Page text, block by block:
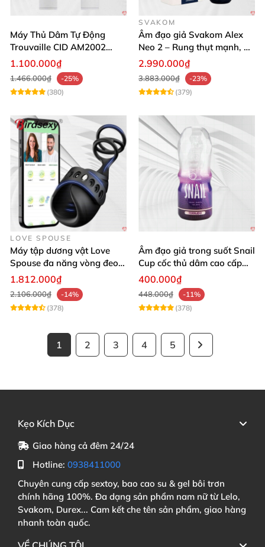
Máy Thủ Dâm Tự Động
Trouvaille CID AM2002
Mạnh Mẽ Dễ Lên Đỉnh
1.100.000₫
1.466.000₫
-25%
(380)
SVAKOM
Âm đạo giả Svakom Alex
Neo 2 – Rung thụt mạnh, đa
năng, cải tiến mới
2.990.000₫
3.883.000₫
-23%
(379)
LOVE SPOUSE
Máy tập dương vật Love
Spouse đa năng vòng đeo
điều khiển qua app tiện lợi
1.812.000₫
2.106.000₫
-14%
(378)
Âm đạo giả trong suốt Snail
Cup cốc thủ dâm cao cấp
nam giới
400.000₫
448.000₫
-11%
(378)
1 2 3 4 5
Kẹo Kích Dục
Giao hàng cả đêm 24/24
Hotline: 0938411000
Chuyên cung cấp sextoy, bao cao su & gel bôi trơn
chính hãng 100%. Đa dạng sản phẩm nam nữ từ Lelo,
Svakom, Durex... Cam kết che tên sản phẩm, giao hàng
nhanh toàn quốc.